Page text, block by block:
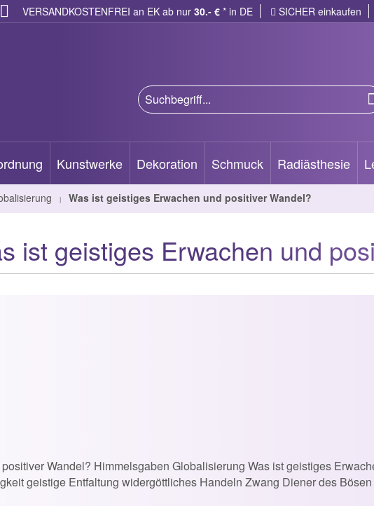
VERSANDKOSTENFREI an EK ab nur 30.- € * in DE SICHER einkaufen
Kunstwerke Dekoration Schmuck Radiästhesie
| Was ist geistiges Erwachen und positiver Wandel?
ist geistiges Erwachen und